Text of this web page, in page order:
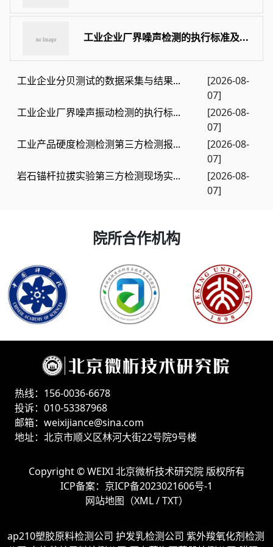
工业企业厂界噪声检测的执行标准及...
工业企业分贝测试的数据采集与结果...
[2026-08-
07]
工业企业厂界噪声振动检测的执行标...
[2026-08-
07]
工业产品硬度检测检测第三方检测报...
[2026-08-
07]
岩石锚杆拉拔实验第三方检测现场实...
[2026-08-
07]
院所合作机构
热线：156-0036-6678
投诉：010-53387968
邮箱：weixijiance@sina.com
地址：北京市顺义区林河大街22号院9号楼
Copyright ©WEIXI 北京微析技术研究院版权所有
ICP备案： 京ICP备2023021606号-1
网站地图（XML/TXT）
ap210塑胶原料检测公司 护发乳检测公司 紫外羧氧化剂检测